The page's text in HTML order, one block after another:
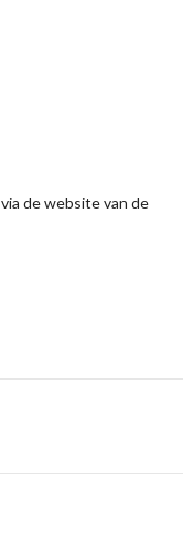
de website van de